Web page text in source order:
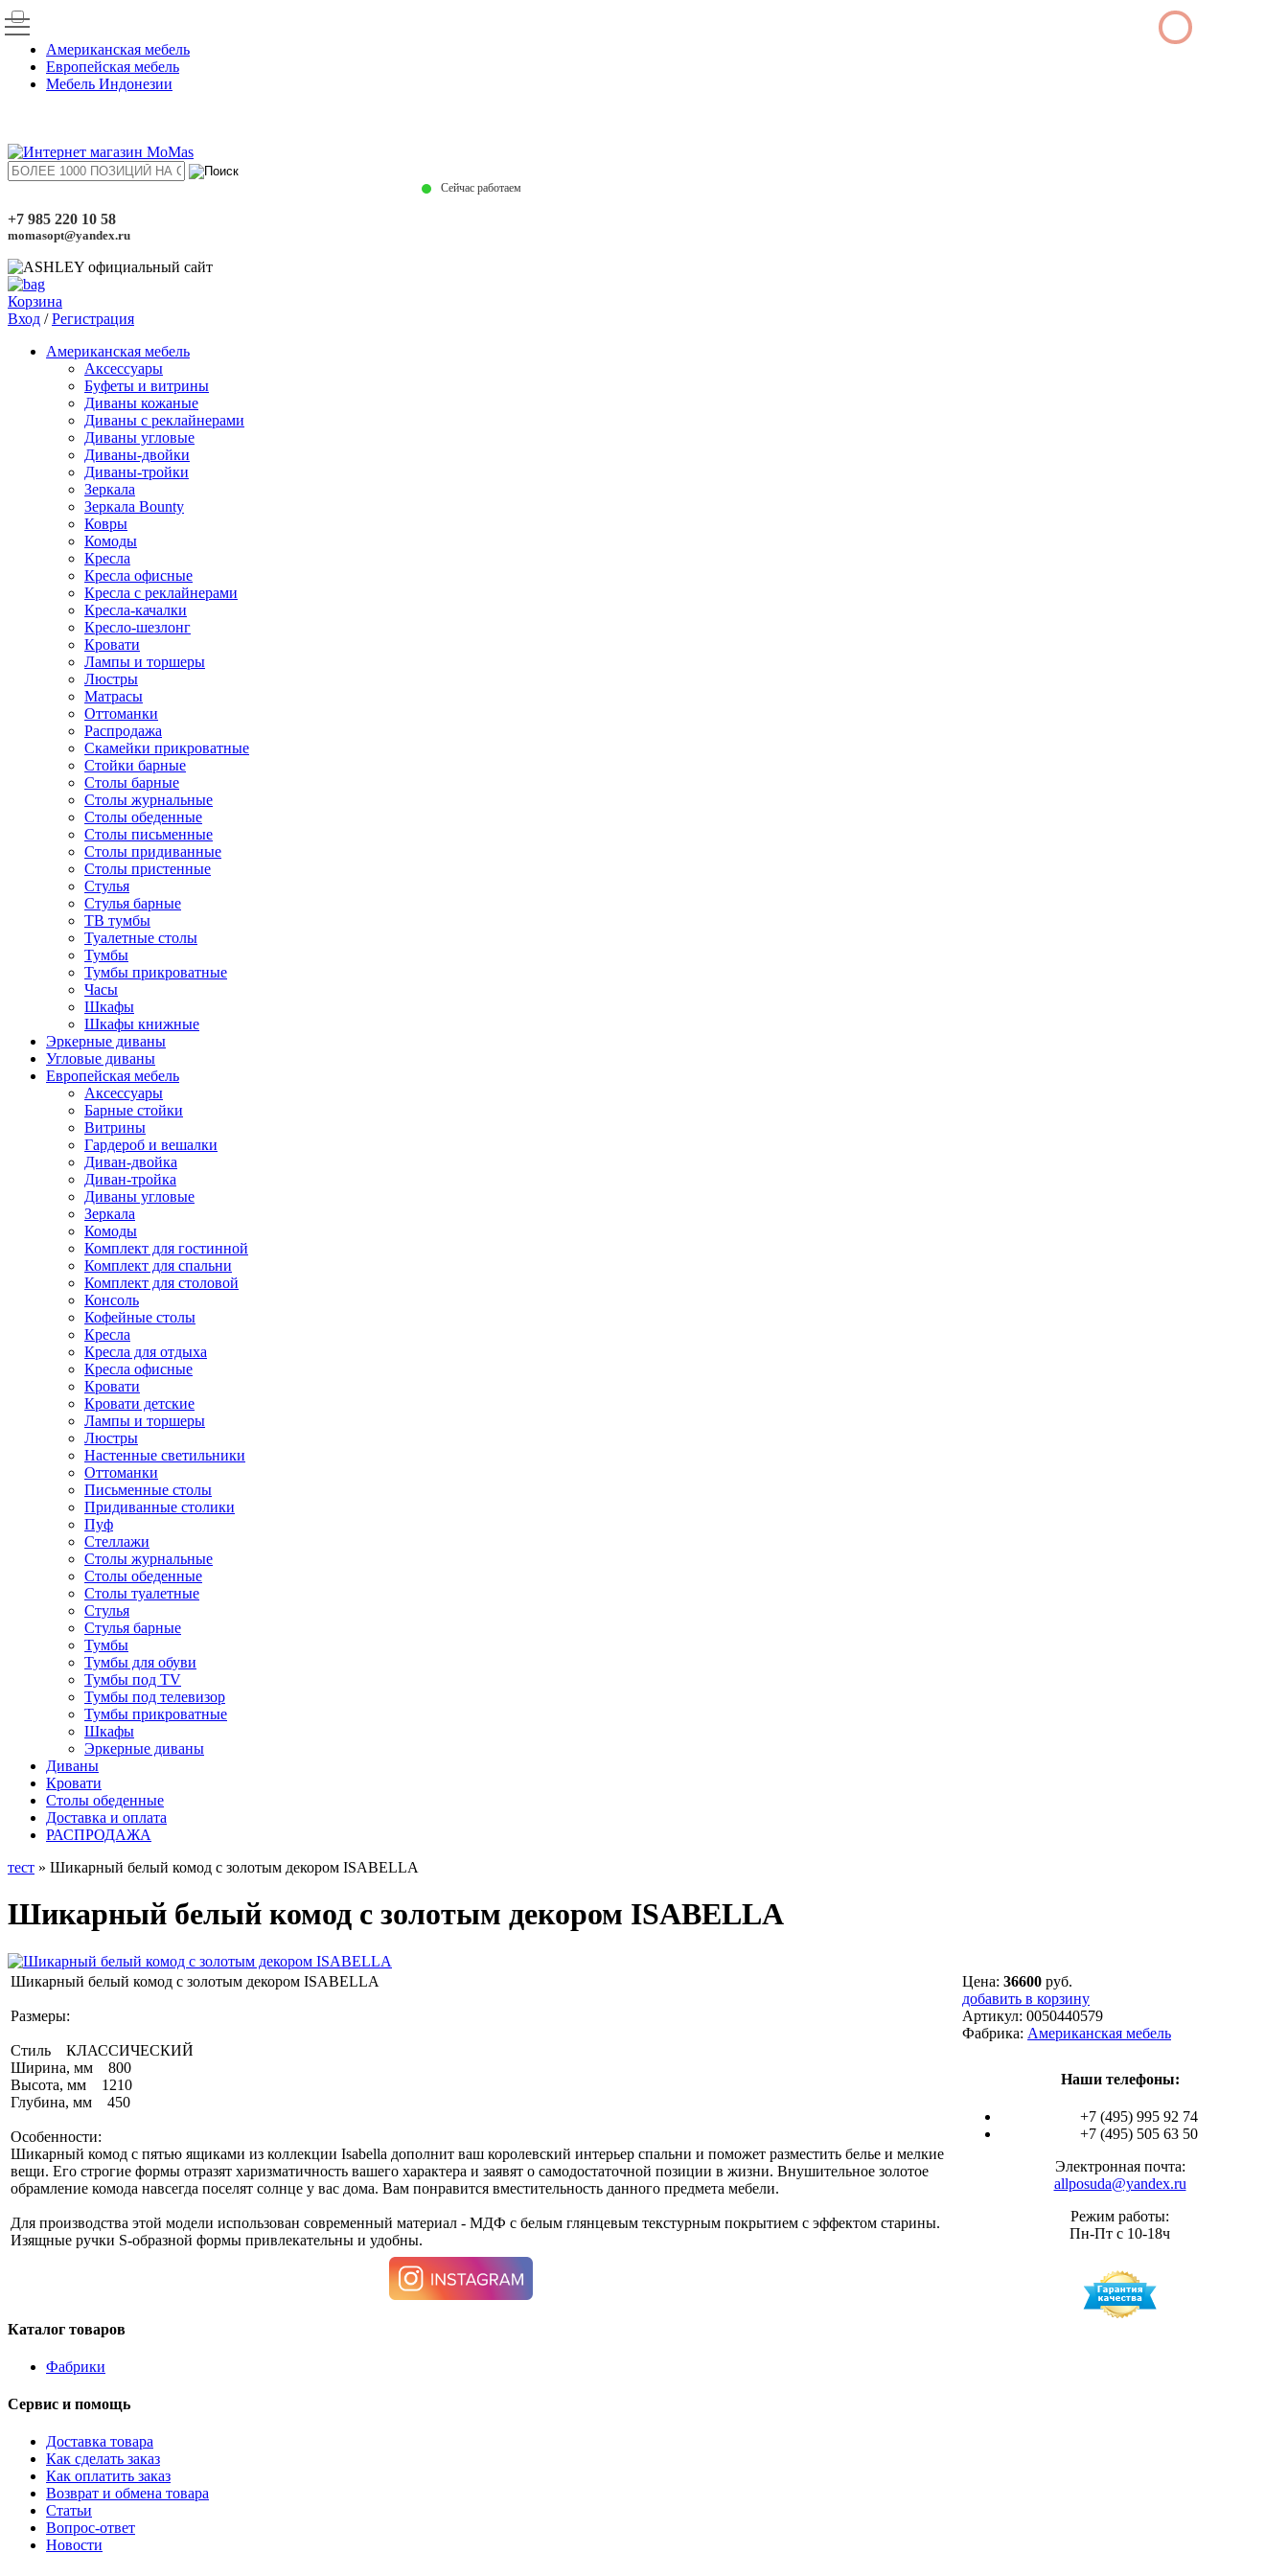
Американская мебель
Европейская мебель
Мебель Индонезии
Сейчас работаем
+7 985 220 10 58
momasopt@yandex.ru
Корзина
Вход /Регистрация
Американская мебель
Аксессуары
Буфеты и витрины
Диваны кожаные
Диваны с реклайнерами
Диваны угловые
Диваны-двойки
Диваны-тройки
Зеркала
Зеркала Bounty
Ковры
Комоды
Кресла
Кресла офисные
Кресла с реклайнерами
Кресла-качалки
Кресло-шезлонг
Кровати
Лампы и торшеры
Люстры
Матрасы
Оттоманки
Распродажа
Скамейки прикроватные
Стойки барные
Столы барные
Столы журнальные
Столы обеденные
Столы письменные
Столы придиванные
Столы пристенные
Стулья
Стулья барные
ТВ тумбы
Туалетные столы
Тумбы
Тумбы прикроватные
Часы
Шкафы
Шкафы книжные
Эркерные диваны
Угловые диваны
Европейская мебель
Аксессуары
Барные стойки
Витрины
Гардероб и вешалки
Диван-двойка
Диван-тройка
Диваны угловые
Зеркала
Комоды
Комплект для гостинной
Комплект для спальни
Комплект для столовой
Консоль
Кофейные столы
Кресла
Кресла для отдыха
Кресла офисные
Кровати
Кровати детские
Лампы и торшеры
Люстры
Настенные светильники
Оттоманки
Письменные столы
Придиванные столики
Пуф
Стеллажи
Столы журнальные
Столы обеденные
Столы туалетные
Стулья
Стулья барные
Тумбы
Тумбы для обуви
Тумбы под TV
Тумбы под телевизор
Тумбы прикроватные
Шкафы
Эркерные диваны
Диваны
Кровати
Столы обеденные
Доставка и оплата
РАСПРОДАЖА
тест » Шикарный белый комод с золотым декором ISABELLA
Шикарный белый комод с золотым декором ISABELLA
Шикарный белый комод с золотым декором ISABELLA
Размеры:
Стиль КЛАССИЧЕСКИЙ
Ширина, мм 800
Высота, мм 1210
Глубина, мм 450
Особенности:
Шикарный комод с пятью ящиками из коллекции Isabella дополнит ваш королевский интерьер спальни и поможет разместить белье и мелкие
вещи. Его строгие формы отразят харизматичность вашего характера и заявят о самодостаточной позиции в жизни. Внушительное золотое
обрамление комода навсегда поселят солнце у вас дома. Вам понравится вместительность данного предмета мебели.
Для производства этой модели использован современный материал - МДФ с белым глянцевым текстурным покрытием с эффектом старины.
Изящные ручки S-образной формы привлекательны и удобны.
Цена: 36600 руб.
добавить в корзину
Артикул: 0050440579
Фабрика: Американская мебель
Наши телефоны:
+7 (495) 995 92 74
+7 (495) 505 63 50
Электронная почта:
allposuda@yandex.ru
Режим работы:
Пн-Пт с 10-18ч
Каталог товаров
Фабрики
Сервис и помощь
Доставка товара
Как сделать заказ
Как оплатить заказ
Возврат и обмена товара
Статьи
Вопрос-ответ
Новости